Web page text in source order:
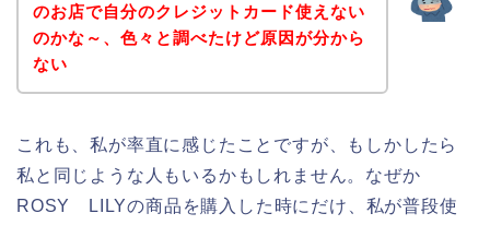
のお店で自分のクレジットカード使えない
のかな～、色々と調べたけど原因が分から
ない
これも、私が率直に感じたことですが、もしかしたら
私と同じような人もいるかもしれません。なぜか
ROSY LILYの商品を購入した時にだけ、私が普段使